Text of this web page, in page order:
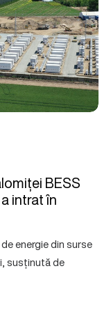
BESS
intrat în
energie din surse
susținută de